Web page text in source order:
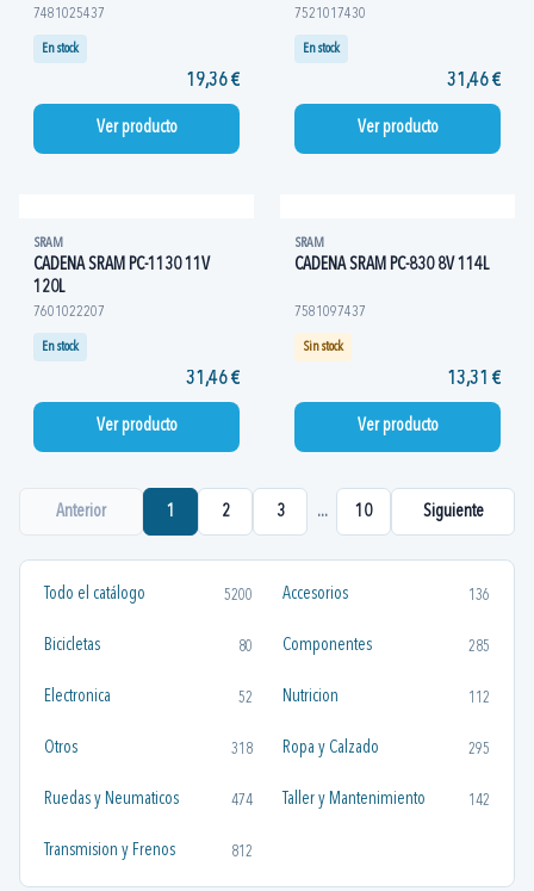
Todo el catálogo 5200 Accesorios 136
Bicicletas 80 Componentes 285
Electronica 52 Nutricion 112
Otros 318 Ropa y Calzado 295
Ruedas y Neumaticos 474 Taller y Mantenimiento 142
Transmision y Frenos 812
7481025437
En stock
19,36 €
Ver producto
7521017430
En stock
31,46 €
Ver producto
SRAM
CADENA SRAM PC-1130 11V
120L
7601022207
En stock
31,46 €
Ver producto
SRAM
CADENA SRAM PC-830 8V 114L
7581097437
Sin stock
13,31 €
Ver producto
Anterior 1 2 3 ... 10 Siguiente